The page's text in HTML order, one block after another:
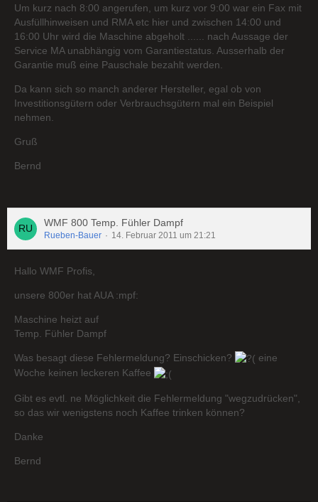
Um kurz nach 8:00 angerufen, um kurz vor 9:00 war ein Fax mit
Ausfüllhinweisen und RMA etc hier und zwischen 14:00 und
16:00 Uhr wird die Maschine abgeholt ...... nach Aussage der
Service MA unabhängig vom Garantiestatus. Ausserhalb der
Garantie muß eine Pauschale bezahlt werden.
Da kann sich so manch anderer Hersteller, egal ob von
Investitionsgütern oder Verbrauchsgütern mal ein Beispiel
nehmen.
Gruß
Bernd
WMF 800 Temp. Fühler Dampf
Rueben-Bauer 14. Februar 2011 um 21:21
Hallo WMF Profis,
unsere 800er hat AUA :mpf:
Maschine heizt auf
Temp. Fühler Dampf
Was besagt diese Fehlermeldung? Einschicken?
eine
Woche keinen leckeren Kaffee
Gibt es evtl. ne Möglichkeit die Fehlermeldung "wegzudrücken",
so das wir wenigstens noch Kaffee trinken können?
Danke
Bernd